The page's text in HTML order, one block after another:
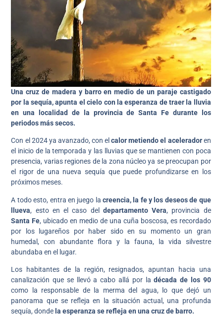
Una cruz de madera y barro en medio de un paraje castigado
por la sequía, apunta el cielo con la esperanza de traer la lluvia
en una localidad de la provincia de Santa Fe durante los
periodos más secos.
Con el 2024 ya avanzado, con el calor metiendo el aceleradoren
el inicio de la temporada y las lluvias que se mantienen con poca
presencia, varias regiones de la zona núcleo ya se preocupan por
el rigor de una nueva sequía que puede profundizarse en los
próximos meses.
A todo esto, entra en juego la creencia, la fe y los deseos de que
llueva, esto en el caso del departamento Vera, provincia de
Santa Fe, ubicado en medio de una cuña boscosa, es recordado
por los lugareños por haber sido en su momento un gran
humedal, con abundante flora y la fauna, la vida silvestre
abundaba en el lugar.
Los habitantes de la región, resignados, apuntan hacia una
canalización que se llevó a cabo allá por ladécada de los 90
como la responsable de la merma del agua, lo que dejó un
panorama que se refleja en la situación actual, una profunda
sequía, donde la esperanza se refleja en una cruz de barro.